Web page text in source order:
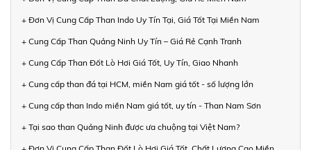
+ Đơn Vị Cung Cấp Than Indo Uy Tín Tại, Giá Tốt Tại Miền Nam
+ Cung Cấp Than Quảng Ninh Uy Tín – Giá Rẻ Cạnh Tranh
+ Cung Cấp Than Đốt Lò Hơi Giá Tốt, Uy Tín, Giao Nhanh
+ Cung cấp than đá tại HCM, miền Nam giá tốt - số lượng lớn
+ Cung cấp than Indo miền Nam giá tốt, uy tín - Than Nam Sơn
+ Tại sao than Quảng Ninh được ưa chuộng tại Việt Nam?